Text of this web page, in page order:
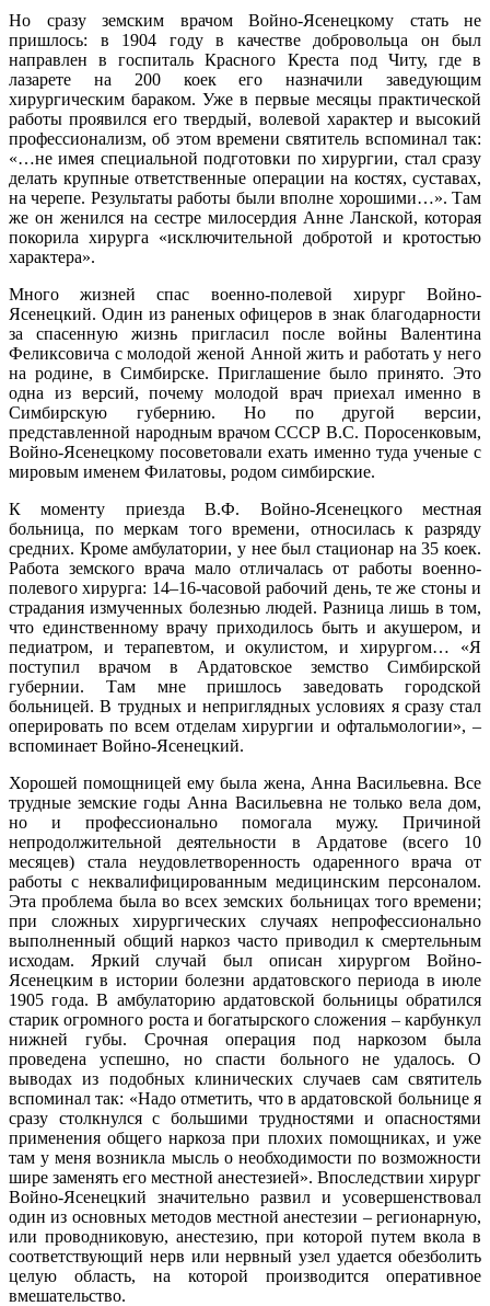
Но сразу земским врачом Войно-Ясенецкому стать не
пришлось: в 1904 году в качестве добровольца он был
направлен в госпиталь Красного Креста под Читу, где в
лазарете на 200 коек его назначили заведующим
хирургическим бараком. Уже в первые месяцы практической
работы проявился его твердый, волевой характер и высокий
профессионализм, об этом времени святитель вспоминал так:
«…не имея специальной подготовки по хирургии, стал сразу
делать крупные ответственные операции на костях, суставах,
на черепе. Результаты работы были вполне хорошими…». Там
же он женился на сестре милосердия Анне Ланской, которая
покорила хирурга «исключительной добротой и кротостью
характера».
Много жизней спас военно-полевой хирург Войно-
Ясенецкий. Один из раненых офицеров в знак благодарности
за спасенную жизнь пригласил после войны Валентина
Феликсовича с молодой женой Анной жить и работать у него
на родине, в Симбирске. Приглашение было принято. Это
одна из версий, почему молодой врач приехал именно в
Симбирскую губернию. Но по другой версии,
представленной народным врачом СССР В.С. Поросенковым,
Войно-Ясенецкому посоветовали ехать именно туда ученые с
мировым именем Филатовы, родом симбирские.
К моменту приезда В.Ф. Войно-Ясенецкого местная
больница, по меркам того времени, относилась к разряду
средних. Кроме амбулатории, у нее был стационар на 35 коек.
Работа земского врача мало отличалась от работы военно-
полевого хирурга: 14–16-часовой рабочий день, те же стоны и
страдания измученных болезнью людей. Разница лишь в том,
что единственному врачу приходилось быть и акушером, и
педиатром, и терапевтом, и окулистом, и хирургом… «Я
поступил врачом в Ардатовское земство Симбирской
губернии. Там мне пришлось заведовать городской
больницей. В трудных и неприглядных условиях я сразу стал
оперировать по всем отделам хирургии и офтальмологии», –
вспоминает Войно-Ясенецкий.
Хорошей помощницей ему была жена, Анна Васильевна. Все
трудные земские годы Анна Васильевна не только вела дом,
но и профессионально помогала мужу. Причиной
непродолжительной деятельности в Ардатове (всего 10
месяцев) стала неудовлетворенность одаренного врача от
работы с неквалифицированным медицинским персоналом.
Эта проблема была во всех земских больницах того времени;
при сложных хирургических случаях непрофессионально
выполненный общий наркоз часто приводил к смертельным
исходам. Яркий случай был описан хирургом Войно-
Ясенецким в истории болезни ардатовского периода в июле
1905 года. В амбулаторию ардатовской больницы обратился
старик огромного роста и богатырского сложения – карбункул
нижней губы. Срочная операция под наркозом была
проведена успешно, но спасти больного не удалось. О
выводах из подобных клинических случаев сам святитель
вспоминал так: «Надо отметить, что в ардатовской больнице я
сразу столкнулся с большими трудностями и опасностями
применения общего наркоза при плохих помощниках, и уже
там у меня возникла мысль о необходимости по возможности
шире заменять его местной анестезией». Впоследствии хирург
Войно-Ясенецкий значительно развил и усовершенствовал
один из основных методов местной анестезии – регионарную,
или проводниковую, анестезию, при которой путем вкола в
соответствующий нерв или нервный узел удается обезболить
целую область, на которой производится оперативное
вмешательство.